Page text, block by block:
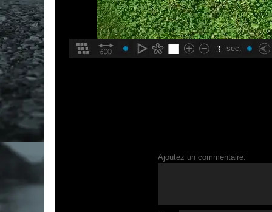
3 sec.
Ajoutez un commentaire: